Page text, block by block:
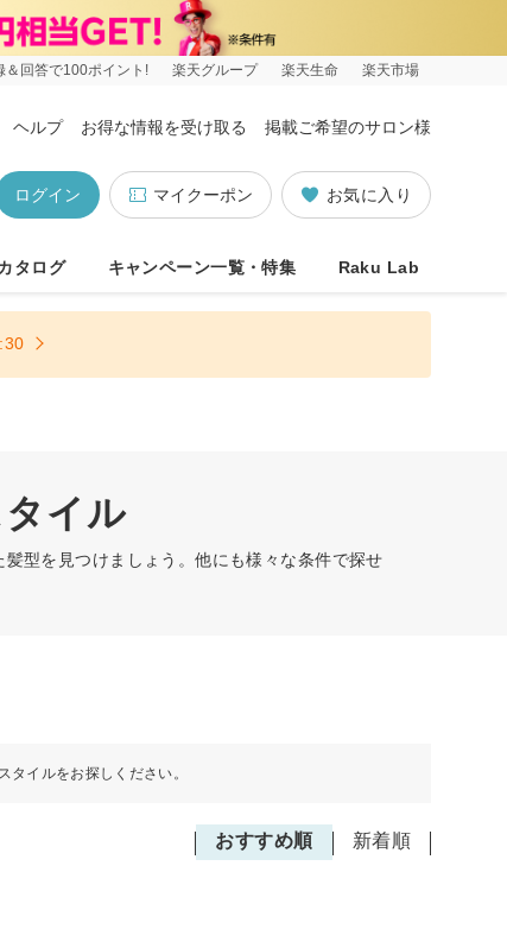
＆回答で100ポイント! 楽天グループ 楽天生命 楽天市場
ヘルプ お得な情報を受け取る 掲載ご希望のサロン様
お気に入り
マイクーポン
ログイン
タログ キャンペーン一覧・特集 Raku Lab
イル
型を見つけましょう。他にも様々な条件で探せ
タイルをお探しください。
おすすめ順 新着順